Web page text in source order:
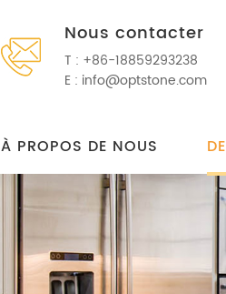
Nous contacter
T : +86-18859293238
E : info@optstone.com
À PROPOS DE NOUS